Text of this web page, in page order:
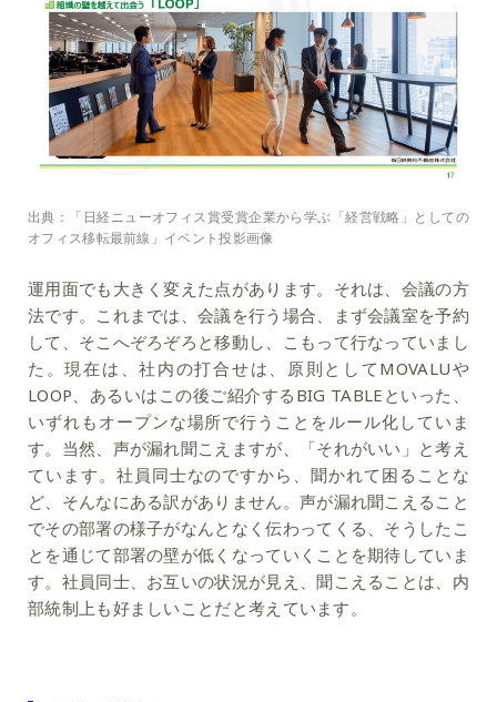
出典：「日経ニューオフィス賞受賞企業から学ぶ「経営戦略」としての
オフィス移転最前線」イベント投影画像
運用面でも大きく変えた点があります。それは、会議の方
法です。これまでは、会議を行う場合、まず会議室を予約
して、そこへぞろぞろと移動し、こもって行なっていまし
た。現在は、社内の打合せは、原則としてMOVALUや
LOOP、あるいはこの後ご紹介するBIG TABLEといった、
いずれもオープンな場所で行うことをルール化していま
す。当然、声が漏れ聞こえますが、「それがいい」と考え
ています。社員同士なのですから、聞かれて困ることな
ど、そんなにある訳がありません。 声が漏れ聞こえること
でその部署の様子がなんとなく伝わってくる、そうしたこ
とを通じて部署の壁が低くなっていくことを期待していま
す。社員同士、お互いの状況が見え、聞こえることは、内
部統制上も好ましいことだと考えています 。